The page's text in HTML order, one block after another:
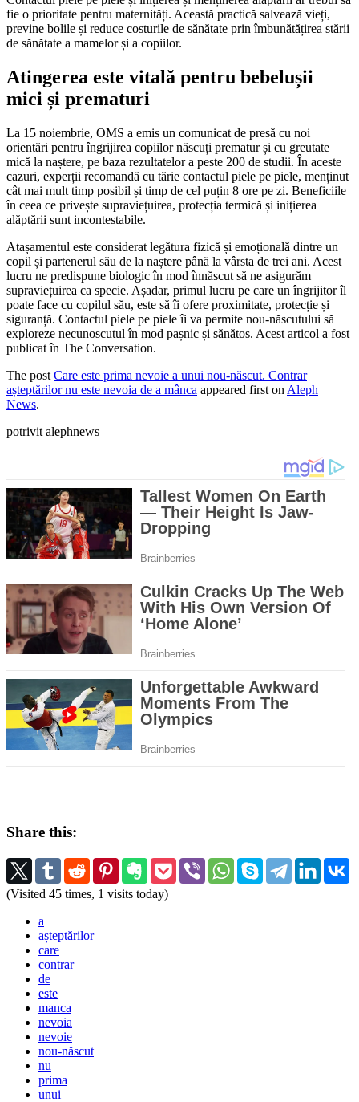
fie o prioritate pentru maternități. Această practică salvează vieți,
previne bolile și reduce costurile de sănătate prin îmbunătățirea stării
de sănătate a mamelor și a copiilor.
Atingerea este vitală pentru bebelușii
mici și prematuri
La 15 noiembrie, OMS a emis un comunicat de presă cu noi
orientări pentru îngrijirea copiilor născuți prematur și cu greutate
mică la naștere, pe baza rezultatelor a peste 200 de studii. În aceste
cazuri, experții recomandă cu tărie contactul piele pe piele, menținut
cât mai mult timp posibil și timp de cel puțin 8 ore pe zi. Beneficiile
în ceea ce privește supraviețuirea, protecția termică și inițierea
alăptării sunt incontestabile.
Atașamentul este considerat legătura fizică și emoțională dintre un
copil și partenerul său de la naștere până la vârsta de trei ani. Acest
lucru ne predispune biologic în mod înnăscut să ne asigurăm
supraviețuirea ca specie. Așadar, primul lucru pe care un îngrijitor îl
poate face cu copilul său, este să îi ofere proximitate, protecție și
siguranță. Contactul piele pe piele îi va permite nou-născutului să
exploreze necunoscutul în mod pașnic și sănătos. Acest articol a fost
publicat în The Conversation.
The post Care este prima nevoie a unui nou-născut. Contrar
așteptărilor nu este nevoia de a mânca appeared first on Aleph
News.
potrivit alephnews
Share this:
(Visited 45 times, 1 visits today)
a
așteptărilor
care
contrar
de
este
manca
nevoia
nevoie
nou-născut
nu
prima
unui